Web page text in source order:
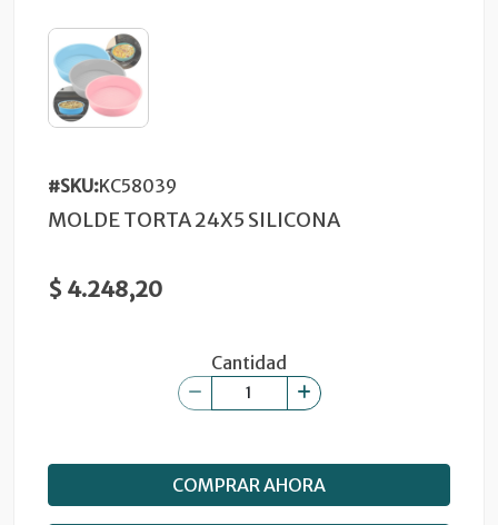
#SKU:KC58039
MOLDE TORTA 24X5 SILICONA
$ 4.248,20
Cantidad
COMPRAR AHORA